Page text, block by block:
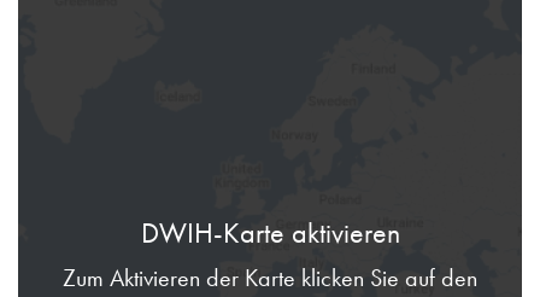
DWIH-Karte aktivieren
Zum Aktivieren der Karte klicken Sie auf den